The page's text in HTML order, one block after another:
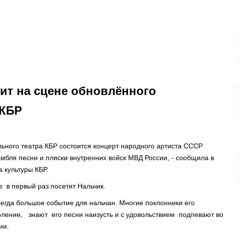
на сцене обновлённого
театра КБР состоится концерт народного артиста СССР
песни и пляски внутренних войск МВД России, - сообщила в
культуры КБР.
первый раз посетит Нальчик.
большое событие для нальчан. Многие поклонники его
знают его песни наизусть и с удовольствием подпевают во